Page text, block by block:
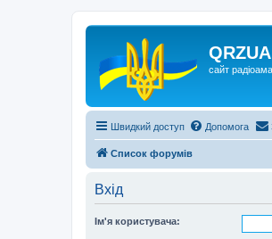
сайт
Швидкий доступ Допомога
Список форумів
Вхід
Ім'я користувача: